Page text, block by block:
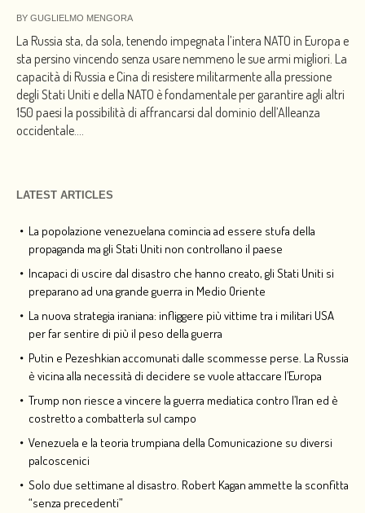
BY GUGLIELMO MENGORA
La Russia sta, da sola, tenendo impegnata l’intera NATO in Europa e
sta persino vincendo senza usare nemmeno le sue armi migliori. La
capacità di Russia e Cina di resistere militarmente alla pressione
degli Stati Uniti e della NATO è fondamentale per garantire agli altri
150 paesi la possibilità di affrancarsi dal dominio dell’Alleanza
occidentale....
LATEST ARTICLES
La popolazione venezuelana comincia ad essere stufa della
propaganda ma gli Stati Uniti non controllano il paese
Incapaci di uscire dal disastro che hanno creato, gli Stati Uniti si
preparano ad una grande guerra in Medio Oriente
La nuova strategia iraniana: infliggere più vittime tra i militari USA
per far sentire di più il peso della guerra
Putin e Pezeshkian accomunati dalle scommesse perse. La Russia
è vicina alla necessità di decidere se vuole attaccare l’Europa
Trump non riesce a vincere la guerra mediatica contro l’Iran ed è
costretto a combatterla sul campo
Venezuela e la teoria trumpiana della Comunicazione su diversi
palcoscenici
Solo due settimane al disastro. Robert Kagan ammette la sconfitta
“senza precedenti”